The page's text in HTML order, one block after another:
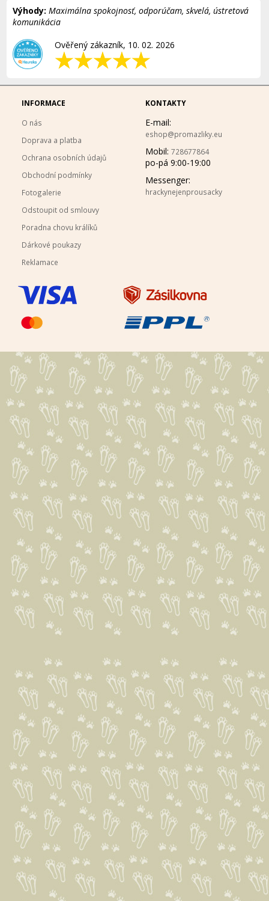
Výhody: Maximálna spokojnosť, odporúčam, skvelá, ústretová
komunikácia
Ověřený zákazník, 10. 02. 2026
INFORMACE
O nás
Doprava a platba
Ochrana osobních údajů
Obchodní podmínky
Fotogalerie
Odstoupit od smlouvy
Poradna chovu králíků
Dárkové poukazy
Reklamace
KONTAKTY
E-mail:
eshop@promazliky.eu
Mobil: 728677864
po-pá 9:00-19:00
Messenger:
hrackynejenprousacky